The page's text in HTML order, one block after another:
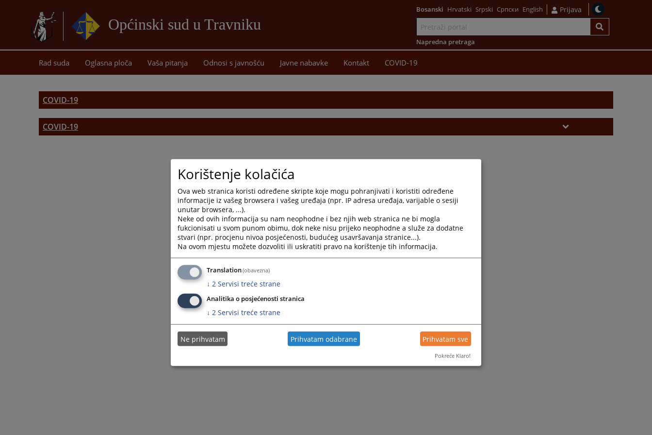
Općinski sud u Travniku
sadržaj
Bosanski Hrvatski Srpski Српски English Prijava
Napredna pretraga
Rad suda Oglasna ploča Vaša pitanja Odnosi s javnošću Javne nabavke Kontakt COVID-19
COVID-19
COVID-19
Korištenje kolačića
Ova web stranica koristi određene skripte koje mogu pohranjivati i koristiti određene
informacije iz vašeg browsera i vašeg uređaja (npr. IP adresa uređaja, varijable o sesiji
unutar browsera, ...).
Neke od ovih informacija su nam neophodne i bez njih web stranica ne bi mogla
fukcionisati u svom punom obimu, dok neke nisu prijeko neophodne a služe za dodatne
stvari (npr. procjenu nivoa posjećenosti, budućeg usavršavanja stranice...).
Na ovom mjestu možete dozvoliti ili uskratiti pravo na korištenje tih informacija.
Translation(obavezna)
↓ 2 Servisi treće strane
Analitika o posjećenosti stranica
↓ 2 Servisi treće strane
Ne prihvatam Prihvatam odabrane Prihvatam sve
Pokreće Klaro!